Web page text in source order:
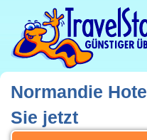
Normandie
Sie jetzt